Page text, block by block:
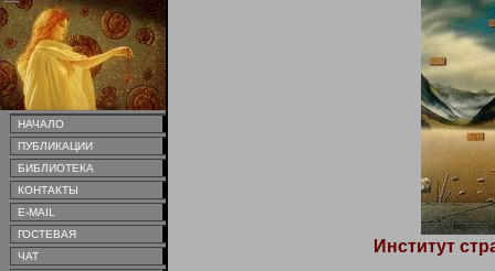
НАЧАЛО
ПУБЛИКАЦИИ
БИБЛИОТЕКА
КОНТАКТЫ
E-MAIL
ГОСТЕВАЯ
ЧАТ
Институт